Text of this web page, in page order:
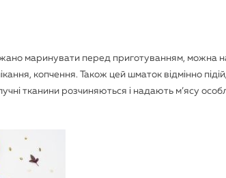
маринувати перед приготуванням, можна
копчення. Також цей шматок відмінно
тканини розчиняються і надають м’ясу